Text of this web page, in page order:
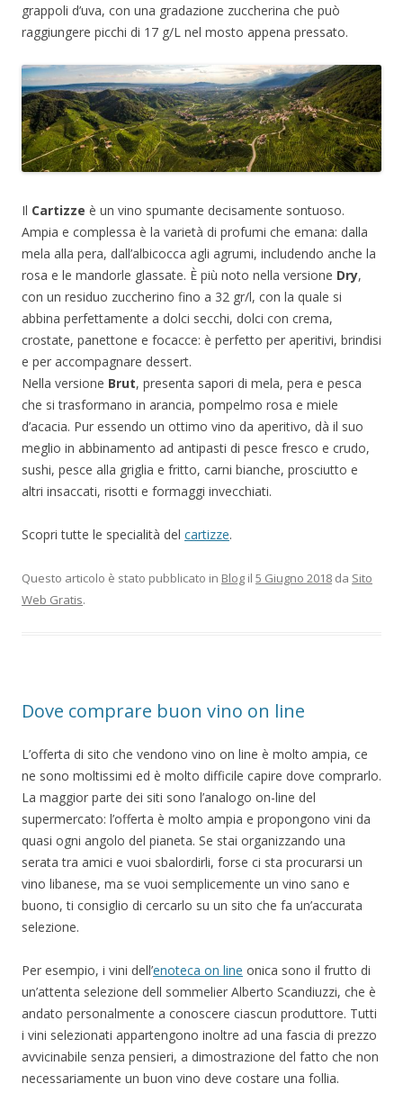
grappoli d’uva, con una gradazione zuccherina che può
raggiungere picchi di 17 g/L nel mosto appena pressato.
Il Cartizze è un vino spumante decisamente sontuoso.
Ampia e complessa è la varietà di profumi che emana: dalla
mela alla pera, dall’albicocca agli agrumi, includendo anche la
rosa e le mandorle glassate. È più noto nella versione Dry,
con un residuo zuccherino fino a 32 gr/l, con la quale si
abbina perfettamente a dolci secchi, dolci con crema,
crostate, panettone e focacce: è perfetto per aperitivi, brindisi
e per accompagnare dessert.
Nella versione Brut, presenta sapori di mela, pera e pesca
che si trasformano in arancia, pompelmo rosa e miele
d’acacia. Pur essendo un ottimo vino da aperitivo, dà il suo
meglio in abbinamento ad antipasti di pesce fresco e crudo,
sushi, pesce alla griglia e fritto, carni bianche, prosciutto e
altri insaccati, risotti e formaggi invecchiati.
Scopri tutte le specialità del cartizze.
Questo articolo è stato pubblicato in Blog il 5 Giugno 2018 da Sito
Web Gratis.
Dove comprare buon vino on line
L’offerta di sito che vendono vino on line è molto ampia, ce
ne sono moltissimi ed è molto difficile capire dove comprarlo.
La maggior parte dei siti sono l’analogo on-line del
supermercato: l’offerta è molto ampia e propongono vini da
quasi ogni angolo del pianeta. Se stai organizzando una
serata tra amici e vuoi sbalordirli, forse ci sta procurarsi un
vino libanese, ma se vuoi semplicemente un vino sano e
buono, ti consiglio di cercarlo su un sito che fa un’accurata
selezione.
Per esempio, i vini dell’enoteca on line onica sono il frutto di
un’attenta selezione dell sommelier Alberto Scandiuzzi, che è
andato personalmente a conoscere ciascun produttore. Tutti
i vini selezionati appartengono inoltre ad una fascia di prezzo
avvicinabile senza pensieri, a dimostrazione del fatto che non
necessariamente un buon vino deve costare una follia.